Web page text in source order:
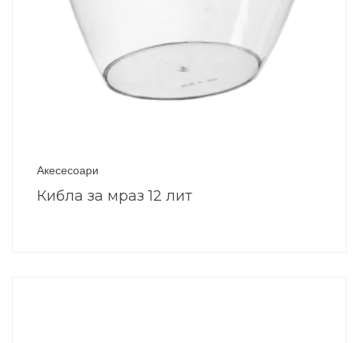
Акесесоари
Кибла за мраз 12 лит